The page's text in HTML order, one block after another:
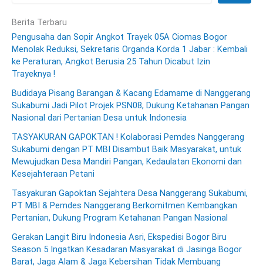
Berita Terbaru
Pengusaha dan Sopir Angkot Trayek 05A Ciomas Bogor
Menolak Reduksi, Sekretaris Organda Korda 1 Jabar : Kembali
ke Peraturan, Angkot Berusia 25 Tahun Dicabut Izin
Trayeknya !
Budidaya Pisang Barangan & Kacang Edamame di Nanggerang
Sukabumi Jadi Pilot Projek PSN08, Dukung Ketahanan Pangan
Nasional dari Pertanian Desa untuk Indonesia
TASYAKURAN GAPOKTAN ! Kolaborasi Pemdes Nanggerang
Sukabumi dengan PT MBI Disambut Baik Masyarakat, untuk
Mewujudkan Desa Mandiri Pangan, Kedaulatan Ekonomi dan
Kesejahteraan Petani
Tasyakuran Gapoktan Sejahtera Desa Nanggerang Sukabumi,
PT MBI & Pemdes Nanggerang Berkomitmen Kembangkan
Pertanian, Dukung Program Ketahanan Pangan Nasional
Gerakan Langit Biru Indonesia Asri, Ekspedisi Bogor Biru
Season 5 Ingatkan Kesadaran Masyarakat di Jasinga Bogor
Barat, Jaga Alam & Jaga Kebersihan Tidak Membuang